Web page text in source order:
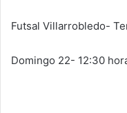
Futsal Villarrobledo-
Domingo 22- 12:30